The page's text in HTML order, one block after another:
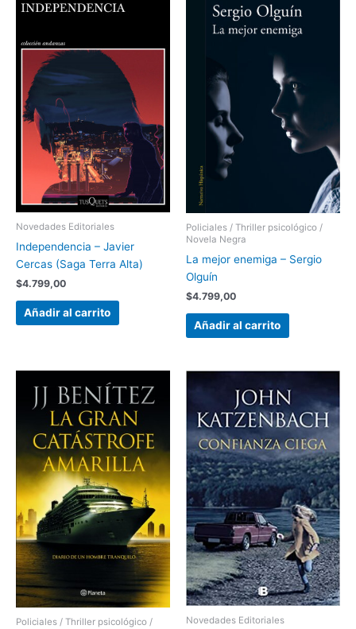
Novedades Editoriales
Independencia – Javier
Cercas (Saga Terra Alta)
$4.799,00
Añadir al carrito
Policiales / Thriller psicológico /
Novela Negra
La mejor enemiga – Sergio
Olguín
$4.799,00
Añadir al carrito
Policiales / Thriller psicológico /
Novedades Editoriales